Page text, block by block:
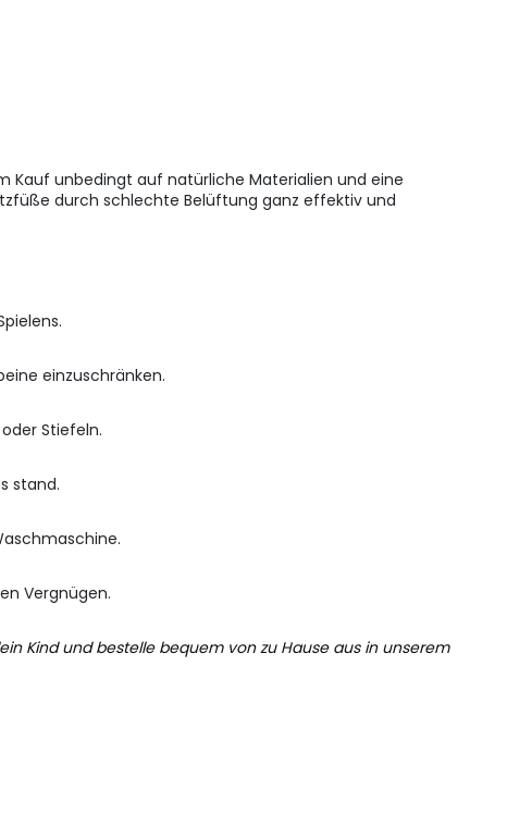
Kauf unbedingt auf natürliche Materialien und eine
durch schlechte Belüftung ganz effektiv und
einzuschränken.
Stiefeln.
stand.
Vergnügen.
Kind und bestelle bequem von zu Hause aus in unserem